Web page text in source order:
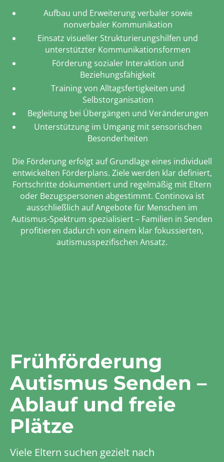
Aufbau und Erweiterung verbaler sowie
nonverbaler Kommunikation
Einsatz visueller Strukturierungshilfen und
unterstützter Kommunikationsformen
Förderung sozialer Interaktion und
Beziehungsfähigkeit
Training von Alltagsfertigkeiten und
Selbstorganisation
Begleitung bei Übergängen und Veränderungen
Unterstützung im Umgang mit sensorischen
Besonderheiten
Die Förderung erfolgt auf Grundlage eines individuell
entwickelten Förderplans. Ziele werden klar definiert,
Fortschritte dokumentiert und regelmäßig mit Eltern
oder Bezugspersonen abgestimmt. Continova ist
ausschließlich auf Angebote für Menschen im
Autismus-Spektrum spezialisiert – Familien in Senden
profitieren dadurch von einem klar fokussierten,
autismusspezifischen Ansatz.
Frühförderung
Autismus Senden –
Ablauf und freie
Plätze
Viele Eltern suchen gezielt nach